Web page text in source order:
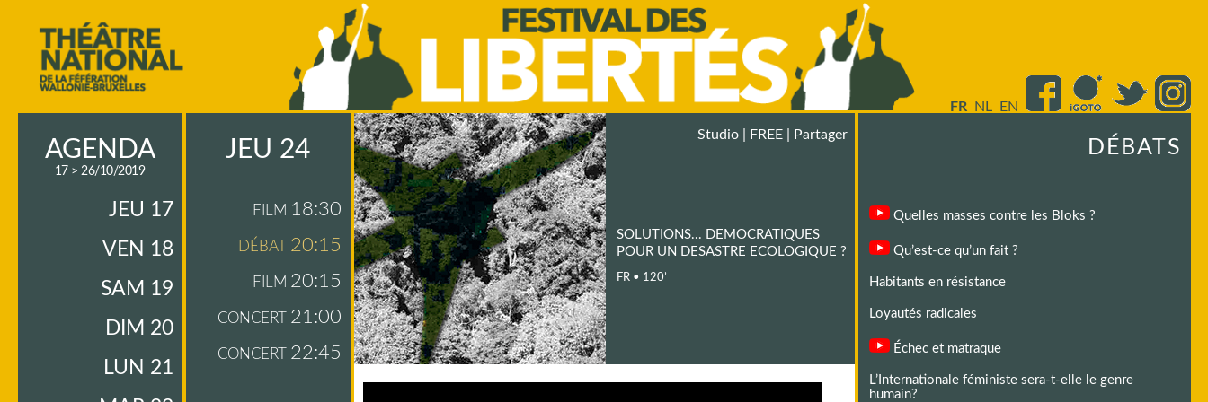
FR NL EN
AGENDA
17 > 26/10/2019
JEU 17
VEN 18
SAM 19
DIM 20
LUN 21
JEU 24
FILM 18:30
DÉBAT 20:15
FILM 20:15
CONCERT 21:00
CONCERT 22:45
Studio | FREE | Partager
SOLUTIONS... DEMOCRATIQUES
POUR UN DESASTRE ECOLOGIQUE ?
FR • 120’
DÉBATS
Quelles masses contre les Bloks ?
Qu’est-ce qu’un fait ?
Habitants en résistance
Loyautés radicales
Échec et matraque
L’Internationale féministe sera-t-elle le genre
humain?